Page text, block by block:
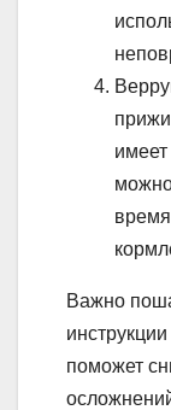
Важно
поможет